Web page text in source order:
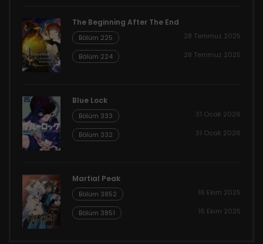
The Beginning After The End
Bölüm 225 28 Temmuz 2025
Bölüm 224 28 Temmuz 2025
Blue Lock
Bölüm 333 31 Ocak 2026
Bölüm 332 31 Ocak 2026
Martial Peak
Bölüm 3852 16 Ekim 2025
Bölüm 3851 16 Ekim 2025